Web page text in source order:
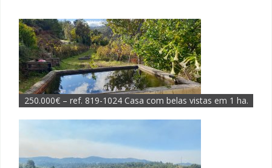
250.000€ – ref. 819-1024 Casa com belas vistas em 1 ha.